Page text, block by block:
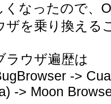
くなったので、
ザを乗り換える
ラウザ遍歴は
->
-> Moon